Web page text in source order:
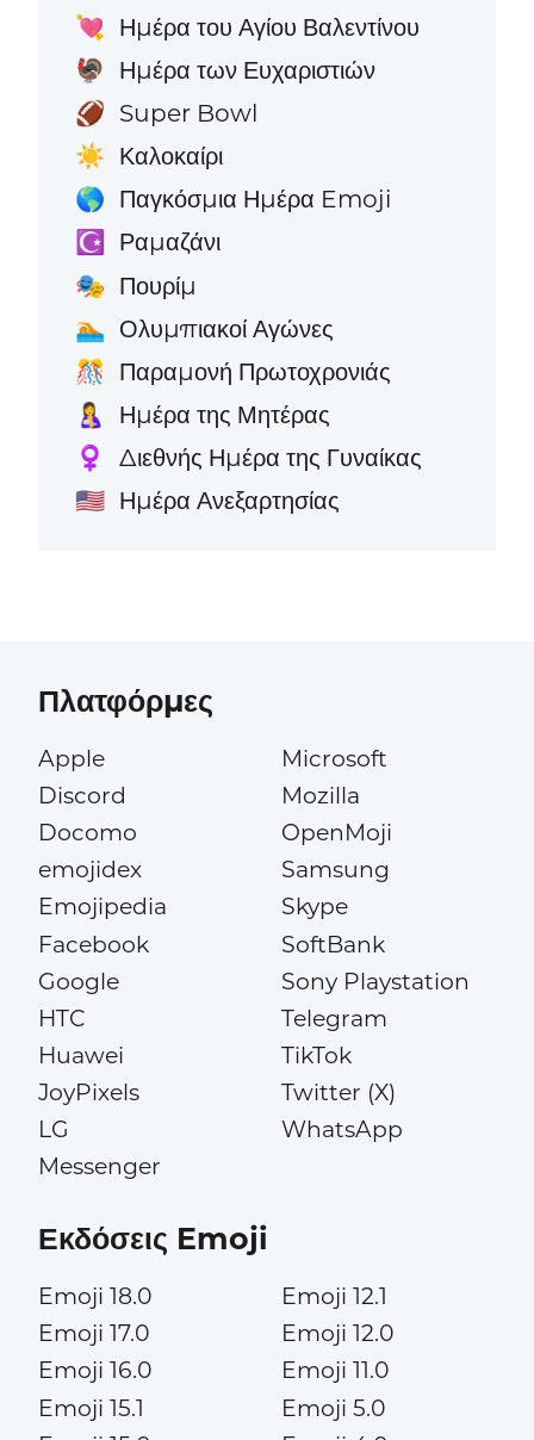
💘 Ημέρα του Αγίου Βαλεντίνου
🦃 Ημέρα των Ευχαριστιών
🏈 Super Bowl
☀️ Καλοκαίρι
🌎 Παγκόσμια Ημέρα Emoji
☪️ Ραμαζάνι
🎭 Πουρίμ
🏊 Ολυμπιακοί Αγώνες
🎊 Παραμονή Πρωτοχρονιάς
🤱 Ημέρα της Μητέρας
♀️ Διεθνής Ημέρα της Γυναίκας
🇺🇸 Ημέρα Ανεξαρτησίας
Πλατφόρμες
Apple
Discord
Docomo
emojidex
Emojipedia
Facebook
Google
HTC
Huawei
JoyPixels
LG
Messenger
Microsoft
Mozilla
OpenMoji
Samsung
Skype
SoftBank
Sony Playstation
Telegram
TikTok
Twitter (X)
WhatsApp
Εκδόσεις Emoji
Emoji 18.0
Emoji 17.0
Emoji 16.0
Emoji 15.1
Emoji 12.1
Emoji 12.0
Emoji 11.0
Emoji 5.0